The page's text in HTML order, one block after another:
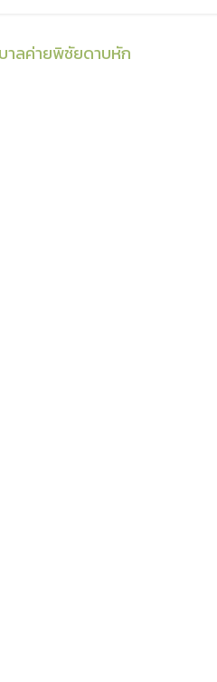
าลค่ายพิชัยดาบหัก